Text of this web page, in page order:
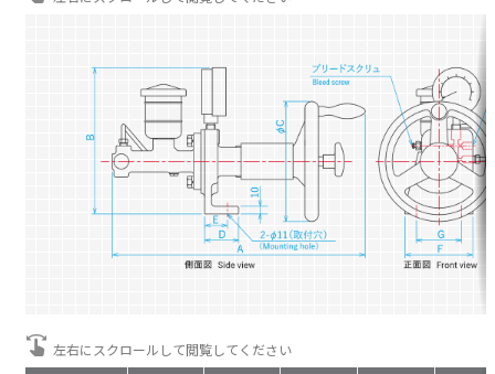
遠心ブレーキ選定システム
エレベーター用電磁クランパ